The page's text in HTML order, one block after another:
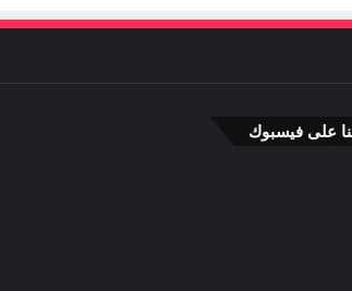
على فيسبوك